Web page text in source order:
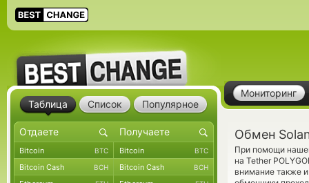
Мониторинг
Обмен
При помощи
на Tether
внимание также
Таблица Список Популярное
Bitcoin BTC Bitcoin BTC
Bitcoin Cash BCH Bitcoin Cash BCH